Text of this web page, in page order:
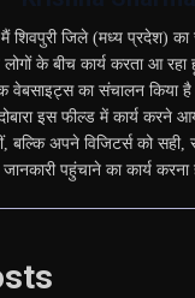
मैं शिवपुरी जिले (मध्य प्रदेश)
लोगों के बीच कार्य करता आ
वेबसाइट्स का संचालन किया
इस फील्ड में कार्य करने
बल्कि अपने विजिटर्स को
जानकारी पहुंचाने का कार्य करना